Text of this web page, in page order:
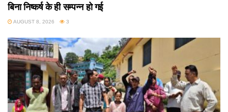
बिना निष्कर्ष के ही सम्पन्न हो गई
AUGUST 8, 2026 3